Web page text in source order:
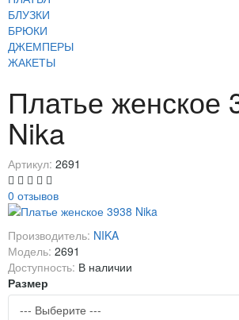
БЛУЗКИ
БРЮКИ
ДЖЕМПЕРЫ
ЖАКЕТЫ
Платье женское
Nika
Артикул: 2691
0 отзывов
Производитель: NIKA
Модель: 2691
Доступность: В наличии
Размер